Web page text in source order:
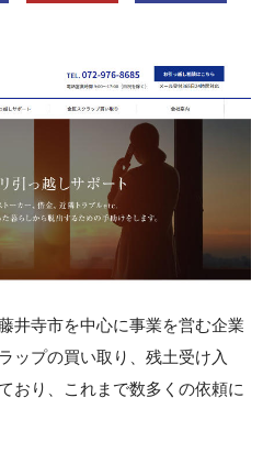
井寺市を中心に事業を営む企業
ップの買い取り、残土受け入
おり、これまで数多くの依頼に